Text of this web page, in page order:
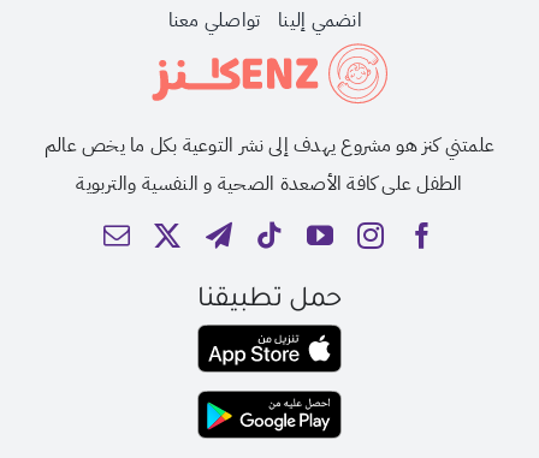
انضمي إلينا
تواصلي معنا
علمتني كنز هو مشروع يهدف إلى نشر التوعية بكل ما يخص عالم
الطفل على كافة الأصعدة الصحية و النفسية والتربوية
حمل تطبيقنا